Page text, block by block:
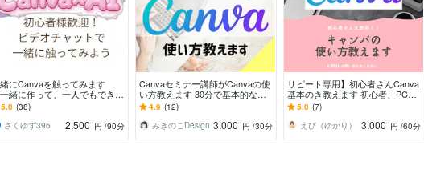
にCanvaを触ってみます
一緒に作って、一人でもできる
になる」お手伝いをします。
5.0 (38)
さくゆず396
2,500 円 /90分
Canvaセミナー講師がCanvaの使
い方教えます 30分で基本的な使
い方〜デザインのポイントもお伝
えします
4.9 (12)
みきのこDesign 3,000 円 /30分
リピート専用】初心者さんCanva
基本のき教えます 初心者、PC不
慣れな方でも安心です！
5.0 (7)
えび（ゆかり）
3,000 円 /60分